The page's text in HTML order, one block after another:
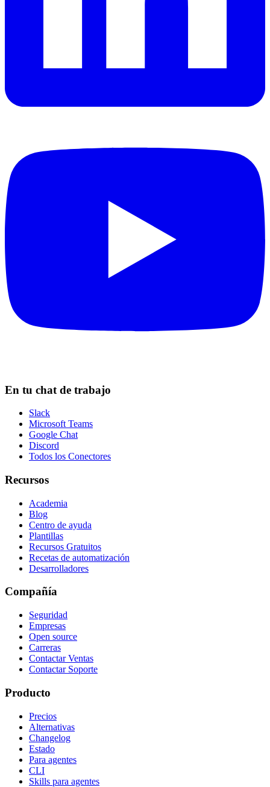
En tu chat de trabajo
Slack
Microsoft Teams
Google Chat
Discord
Todos los Conectores
Recursos
Academia
Blog
Centro de ayuda
Plantillas
Recursos Gratuitos
Recetas de automatización
Desarrolladores
Compañía
Seguridad
Empresas
Open source
Carreras
Contactar Ventas
Contactar Soporte
Producto
Precios
Alternativas
Changelog
Estado
Para agentes
CLI
Skills para agentes